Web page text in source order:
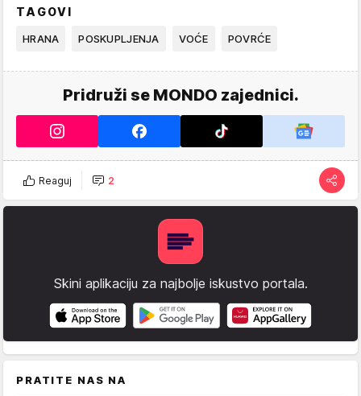
TAGOVI
HRANA POSKUPLJENJA VOĆE POVRĆE
Pridruži se MONDO zajednici.
Reaguj 2
Skini aplikaciju za najbolje iskustvo portala.
PRATITE NAS NA